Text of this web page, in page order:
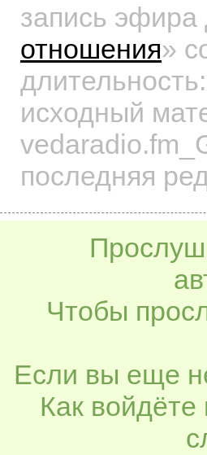
запись
отношения»
длительность:
исходный
последняя
Чтобы
Если вы еще
Как